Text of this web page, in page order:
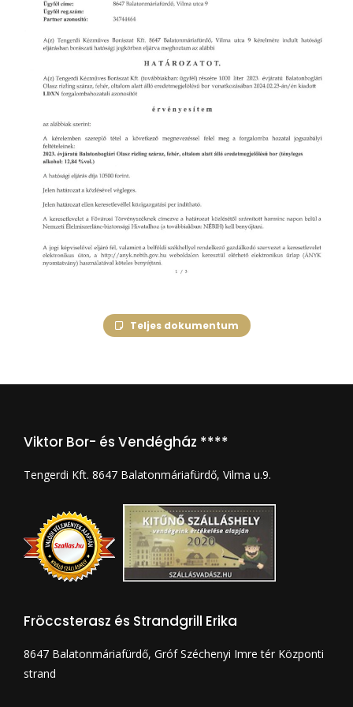
Teljes dokumentum
Viktor Bor- és Vendégház ****
Tengerdi Kft. 8647 Balatonmáriafürdő, Vilma u.9.
Fröccsterasz és Strandgrill Erika
8647 Balatonmáriafürdő, Gróf Széchenyi Imre tér Központi
strand